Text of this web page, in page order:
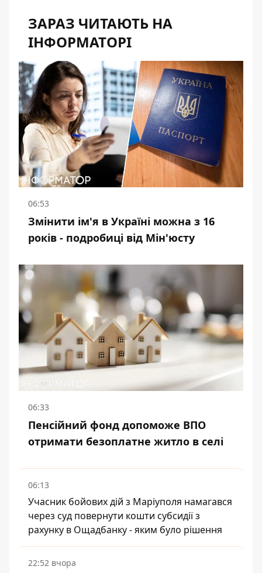
ЗАРАЗ ЧИТАЮТЬ НА
ІНФОРМАТОРІ
06:53
Змінити ім'я в Україні можна з 16
років - подробиці від Мін'юсту
06:33
Пенсійний фонд допоможе ВПО
отримати безоплатне житло в селі
06:13
Учасник бойових дій з Маріуполя намагався
через суд повернути кошти субсидії з
рахунку в Ощадбанку - яким було рішення
22:52 вчора